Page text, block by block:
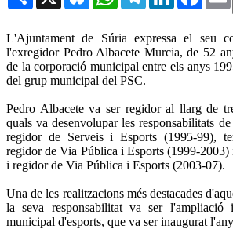
L'Ajuntament de Súria expressa el seu
l'exregidor Pedro Albacete Murcia, de 52
de la corporació municipal entre els anys
del grup municipal del PSC.
Pedro Albacete va ser regidor al llarg de
quals va desenvolupar les responsabilitats
regidor de Serveis i Esports (1995-99),
regidor de Via Pública i Esports (1999-2003)
i regidor de Via Pública i Esports (2003-07).
Una de les realitzacions més destacades
la seva responsabilitat va ser
municipal d'esports, que va ser inaugurat